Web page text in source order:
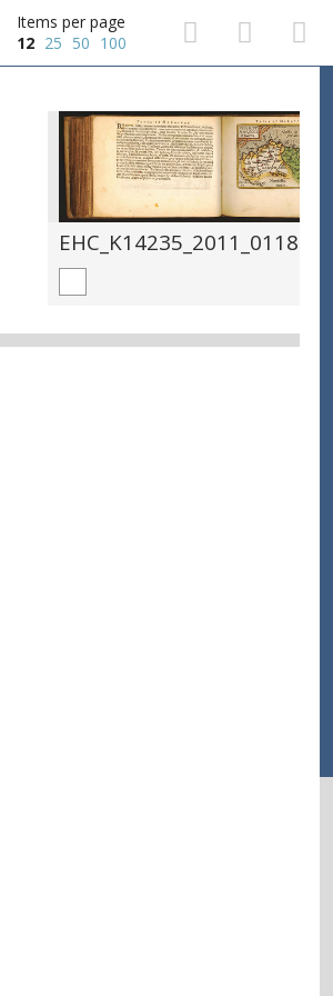
Items per page
12 25 50 100
EHC_K14235_2011_0118.tif